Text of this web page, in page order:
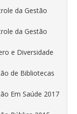
da Gestão
da Gestão
e Diversidade
de Bibliotecas
Em Saúde 2017